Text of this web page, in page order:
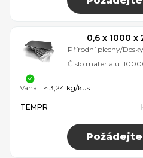
0,6 x 1000 x
Přírodní plechy/Desky
Číslo materiálu:
TEMPR
Váha: ≈ 3,24 kg/kus